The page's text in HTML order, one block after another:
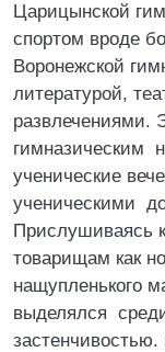
Царицынской
спортом вроде
Воронежской
литературой,
развлечениями.
гимназическим
ученические
ученическими
Прислушиваясь
товарищам как
нащупленького
выделялся